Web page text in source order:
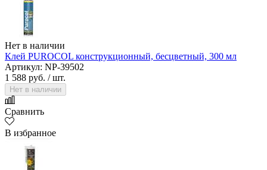
Нет в наличии
Клей PUROCOL конструкционный, бесцветный, 300 мл
Артикул: NP-39502
1 588 руб. / шт.
Нет в наличии
Сравнить
В избранное